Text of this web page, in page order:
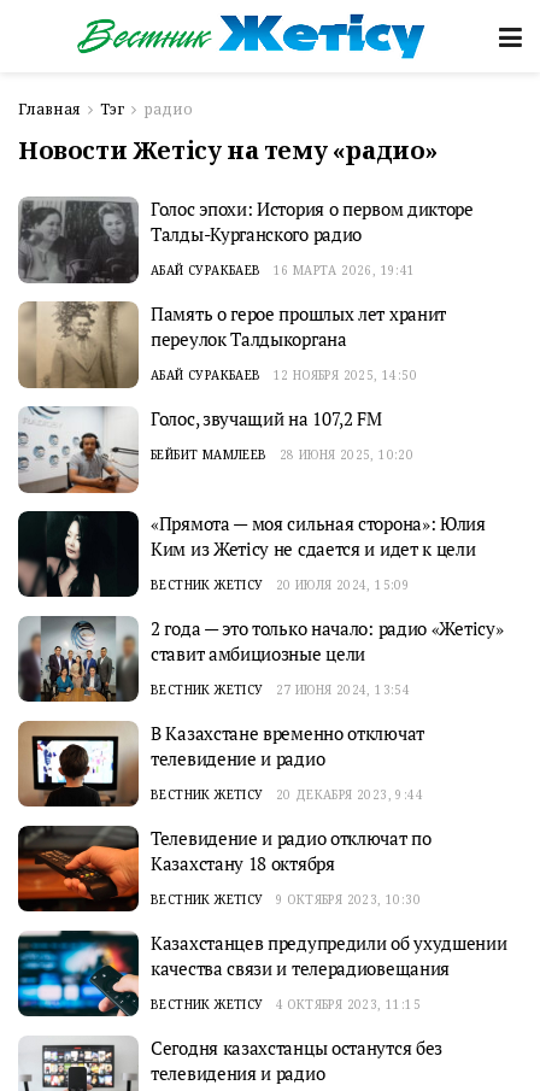
Главная Тэг радио
Новости Жетісу на тему «радио»
Голос эпохи: История о первом дикторе
Талды-Курганского радио
АБАЙ СУРАКБАЕВ 16 МАРТА 2026, 19:41
Память о герое прошлых лет хранит
переулок Талдыкоргана
АБАЙ СУРАКБАЕВ 12 НОЯБРЯ 2025, 14:50
Голос, звучащий на 107,2 FM
БЕЙБИТ МАМЛЕЕВ 28 ИЮНЯ 2025, 10:20
«Прямота — моя сильная сторона»: Юлия
Ким из Жетісу не сдается и идет к цели
ВЕСТНИК ЖЕТІСУ 20 ИЮЛЯ 2024, 15:09
2 года — это только начало: радио «Жетісу»
ставит амбициозные цели
ВЕСТНИК ЖЕТІСУ 27 ИЮНЯ 2024, 13:54
В Казахстане временно отключат
телевидение и радио
ВЕСТНИК ЖЕТІСУ 20 ДЕКАБРЯ 2023, 9:44
Телевидение и радио отключат по
Казахстану 18 октября
ВЕСТНИК ЖЕТІСУ 9 ОКТЯБРЯ 2023, 10:30
Казахстанцев предупредили об ухудшении
качества связи и телерадиовещания
ВЕСТНИК ЖЕТІСУ 4 ОКТЯБРЯ 2023, 11:15
Сегодня казахстанцы останутся без
телевидения и радио